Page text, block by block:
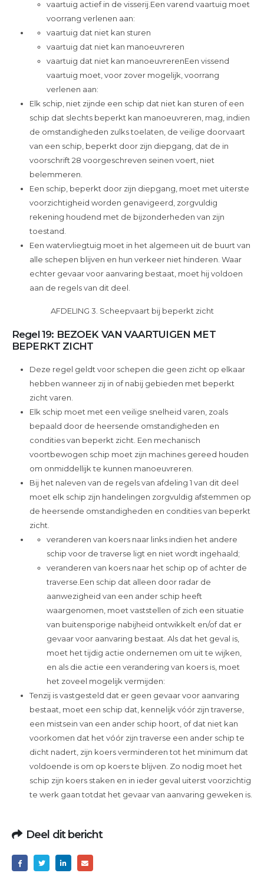
vaartuig actief in de visserij.Een varend vaartuig moet
voorrang verlenen aan:
vaartuig dat niet kan sturen
vaartuig dat niet kan manoeuvreren
vaartuig dat niet kan manoeuvrerenEen vissend
vaartuig moet, voor zover mogelijk, voorrang
verlenen aan:
Elk schip, niet zijnde een schip dat niet kan sturen of een
schip dat slechts beperkt kan manoeuvreren, mag, indien
de omstandigheden zulks toelaten, de veilige doorvaart
van een schip, beperkt door zijn diepgang, dat de in
voorschrift 28 voorgeschreven seinen voert, niet
belemmeren.
Een schip, beperkt door zijn diepgang, moet met uiterste
voorzichtigheid worden genavigeerd, zorgvuldig
rekening houdend met de bijzonderheden van zijn
toestand.
Een watervliegtuig moet in het algemeen uit de buurt van
alle schepen blijven en hun verkeer niet hinderen. Waar
echter gevaar voor aanvaring bestaat, moet hij voldoen
aan de regels van dit deel.
AFDELING 3. Scheepvaart bij beperkt zicht
Regel 19: BEZOEK VAN VAARTUIGEN MET
BEPERKT ZICHT
Deze regel geldt voor schepen die geen zicht op elkaar
hebben wanneer zij in of nabij gebieden met beperkt
zicht varen.
Elk schip moet met een veilige snelheid varen, zoals
bepaald door de heersende omstandigheden en
condities van beperkt zicht. Een mechanisch
voortbewogen schip moet zijn machines gereed houden
om onmiddellijk te kunnen manoeuvreren.
Bij het naleven van de regels van afdeling 1 van dit deel
moet elk schip zijn handelingen zorgvuldig afstemmen op
de heersende omstandigheden en condities van beperkt
zicht.
veranderen van koers naar links indien het andere
schip voor de traverse ligt en niet wordt ingehaald;
veranderen van koers naar het schip op of achter de
traverse.Een schip dat alleen door radar de
aanwezigheid van een ander schip heeft
waargenomen, moet vaststellen of zich een situatie
van buitensporige nabijheid ontwikkelt en/of dat er
gevaar voor aanvaring bestaat. Als dat het geval is,
moet het tijdig actie ondernemen om uit te wijken,
en als die actie een verandering van koers is, moet
het zoveel mogelijk vermijden:
Tenzij is vastgesteld dat er geen gevaar voor aanvaring
bestaat, moet een schip dat, kennelijk vóór zijn traverse,
een mistsein van een ander schip hoort, of dat niet kan
voorkomen dat het vóór zijn traverse een ander schip te
dicht nadert, zijn koers verminderen tot het minimum dat
voldoende is om op koers te blijven. Zo nodig moet het
schip zijn koers staken en in ieder geval uiterst voorzichtig
te werk gaan totdat het gevaar van aanvaring geweken is.
Deel dit bericht